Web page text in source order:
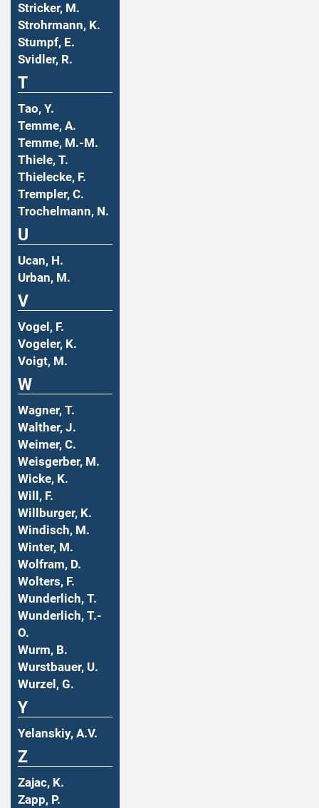
Stricker, M.
Strohrmann, K.
Stumpf, E.
Svidler, R.
T
Tao, Y.
Temme, A.
Temme, M.-M.
Thiele, T.
Thielecke, F.
Trempler, C.
Trochelmann, N.
U
Ucan, H.
Urban, M.
V
Vogel, F.
Vogeler, K.
Voigt, M.
W
Wagner, T.
Walther, J.
Weimer, C.
Weisgerber, M.
Wicke, K.
Will, F.
Willburger, K.
Windisch, M.
Winter, M.
Wolfram, D.
Wolters, F.
Wunderlich, T.
Wunderlich, T.-
O.
Wurm, B.
Wurstbauer, U.
Wurzel, G.
Y
Yelanskiy, A.V.
Z
Zajac, K.
Zapp, P.